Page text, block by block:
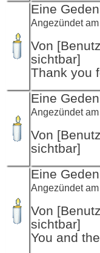
Eine
Angezündet
Von
sichtbar]
Thank you
Eine
Angezündet
Von
sichtbar]
Eine
Angezündet
Von
sichtbar]
You and